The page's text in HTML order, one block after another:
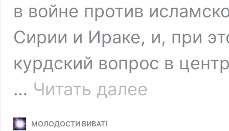
в войне против
Сирии и Ираке, и, при
курдский вопрос в
… Читать далее
МОЛОДОСТИ ВИВАТ!